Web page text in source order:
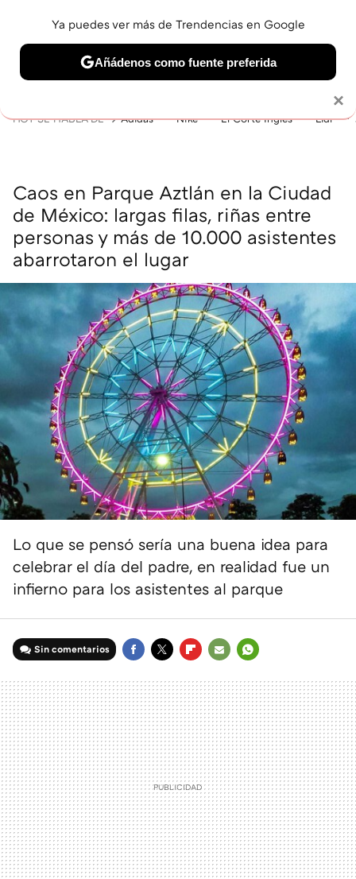
BELLEZA SHOPPING VIAJES GASTRO SNEAKERS
HOY SE HABLA DE Adidas Nike El Corte Inglés Lidl
Caos en Parque Aztlán en la Ciudad
de México: largas filas, riñas entre
personas y más de 10.000 asistentes
abarrotaron el lugar
Lo que se pensó sería una buena idea para
celebrar el día del padre, en realidad fue un
infierno para los asistentes al parque
Sin comentarios
MAIL
×
Ya puedes ver más de Trendencias en Google
Añádenos como fuente preferida